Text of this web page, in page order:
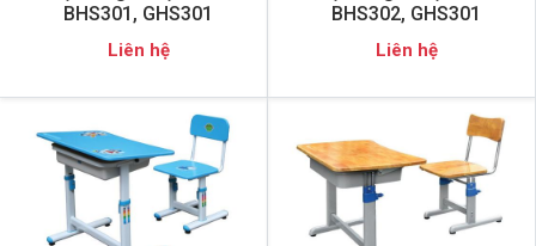
BHS301, GHS301
Liên hệ
BHS302, GHS301
Liên hệ